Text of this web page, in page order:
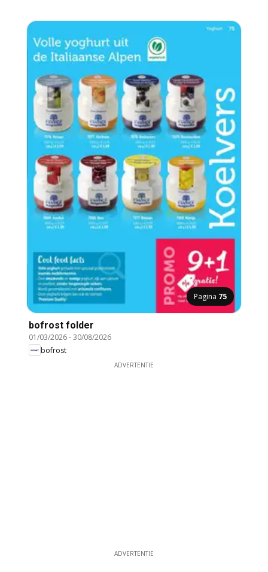
Pagina 75
bofrost folder
01/03/2026-30/08/2026
bofrost
ADVERTENTIE
ADVERTENTIE